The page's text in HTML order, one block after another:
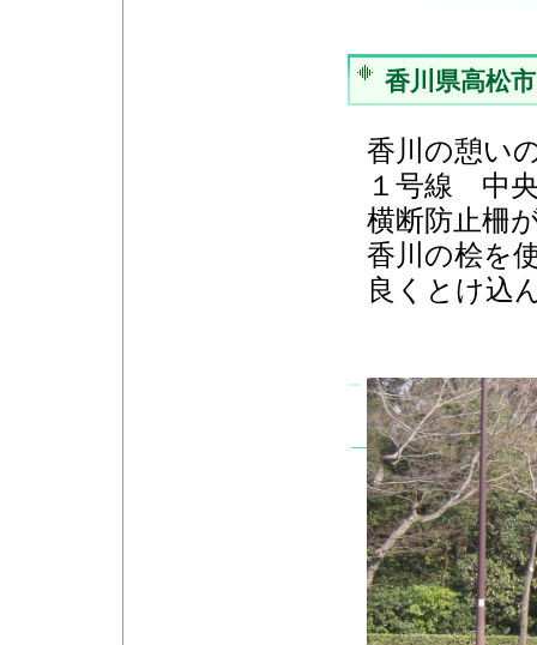
香川県高松
香川の憩い
１号線 中
横断防止柵
香川の桧を
良くとけ込